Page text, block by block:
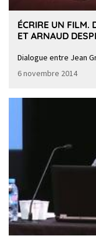
ÉCRIRE UN FILM.
ET ARNAUD
Dialogue entre Jean
6 novembre 2014